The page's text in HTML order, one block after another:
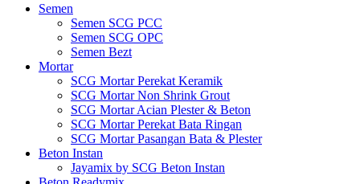
Semen
Semen SCG PCC
Semen SCG OPC
Semen Bezt
Mortar
SCG Mortar Perekat Keramik
SCG Mortar Non Shrink Grout
SCG Mortar Acian Plester & Beton
SCG Mortar Perekat Bata Ringan
SCG Mortar Pasangan Bata & Plester
Beton Instan
Jayamix by SCG Beton Instan